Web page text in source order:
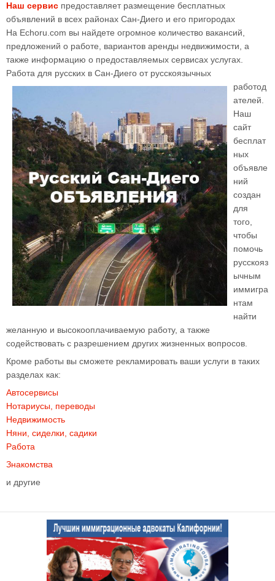
Наш сервис предоставляет размещение бесплатных
объявлений в всех районах Сан-Диего и его пригородах
На Echoru.com вы найдете огромное количество вакансий,
предложений о работе, вариантов аренды недвижимости, а
также информацию о предоставляемых сервисах услугах.
Работа для русских в Сан-Диего от русскоязычных
работод
ателей.
Наш
сайт
бесплат
ных
объявле
ний
создан
для
того,
чтобы
помочь
русскояз
ычным
иммигра
нтам
найти
желанную и высокооплачиваемую работу, а также
содействовать с разрешением других жизненных вопросов.
Кроме работы вы сможете рекламировать ваши услуги в таких
разделах как:
Автосервисы
Нотариусы, переводы
Недвижимость
Няни, сиделки, садики
Работа
Знакомства
и другие